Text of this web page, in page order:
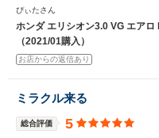
ぴぃたさん
ホンダ エリシオン3.0 VG エア
（2021/01購入）
お店からの返信あり
ミラクル来る
総合評価 5